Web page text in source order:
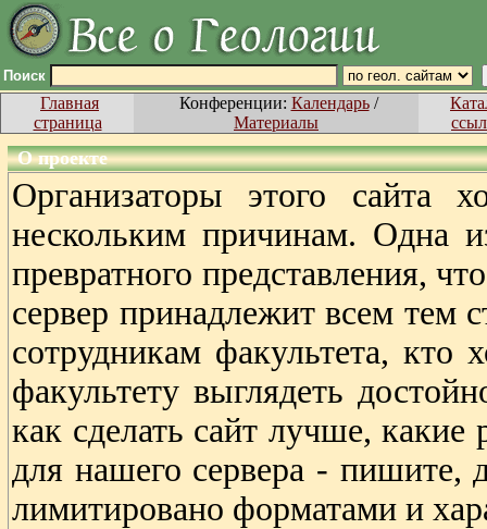
Поиск
Главная
страница
Конференции: Календарь/
Материалы
О проекте
Организаторы этого сайта
нескольким причинам. Одна
превратного представления,
сервер принадлежит всем тем
сотрудникам факультета, кто
факультету выглядеть
как сделать сайт лучше,
для нашего сервера - пишите,
лимитировано форматами и